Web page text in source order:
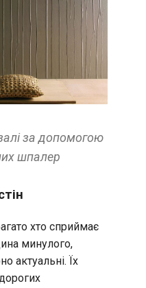
за допомогою
шпалер
хто сприймає
минулого,
актуальні. Їх